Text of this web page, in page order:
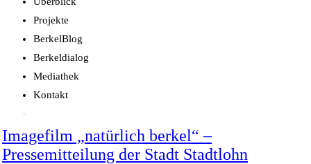
Projekte
BerkelBlog
Berkeldialog
Mediathek
Kontakt
Imagefilm „natürlich berkel“ –
Pressemitteilung der Stadt Stadtlohn